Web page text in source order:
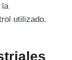
la
utilizado.